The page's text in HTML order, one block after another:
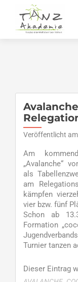
Veröffentlicht am
Am
„Avalanche“
als
am
kämpfen
vier bzw. fünf
Schon ab
Formation
Turnier tanzen
Dieser Eintrag